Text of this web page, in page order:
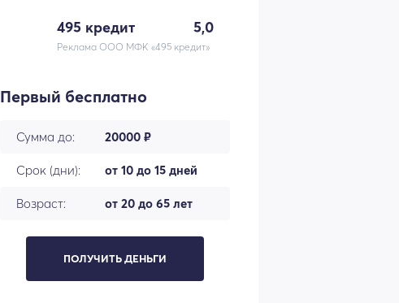
495 кредит 5,0
Реклама ООО МФК «495 кредит»
Первый бесплатно
Сумма до: 20000 ₽
Срок (дни): от 10 до 15 дней
Возраст: от 20 до 65 лет
ПОЛУЧИТЬ ДЕНЬГИ